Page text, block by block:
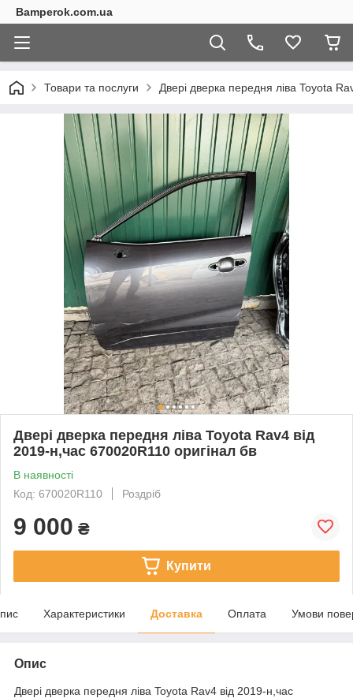
Bamperok.com.ua
Товари та послуги Двері дверка передня ліва Toyota
Двері дверка передня ліва Toyota Rav4 від
2019-н,час 670020R110 оригінал бв
В наявності
Код: 670020R110
Роздріб
9 000 ₴
Купити
Характеристики Доставка Оплата Умови
Опис
Двері дверка передня ліва Toyota Rav4 від 2019-н,час